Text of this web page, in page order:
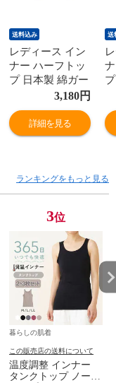
送料込み
レディース イン
ナー ハーフトッ
プ 日本製 綿ガー
ゼ 年間 スーピマ
綿100% コットン
100 ブラトップ
ノンワイヤー ナ
3,180円
詳細を見る
送
ランキングをもっと見る
3位
暮らしの肌着
この販売店の送料について
温度調整 インナー
タンクトップ ノース